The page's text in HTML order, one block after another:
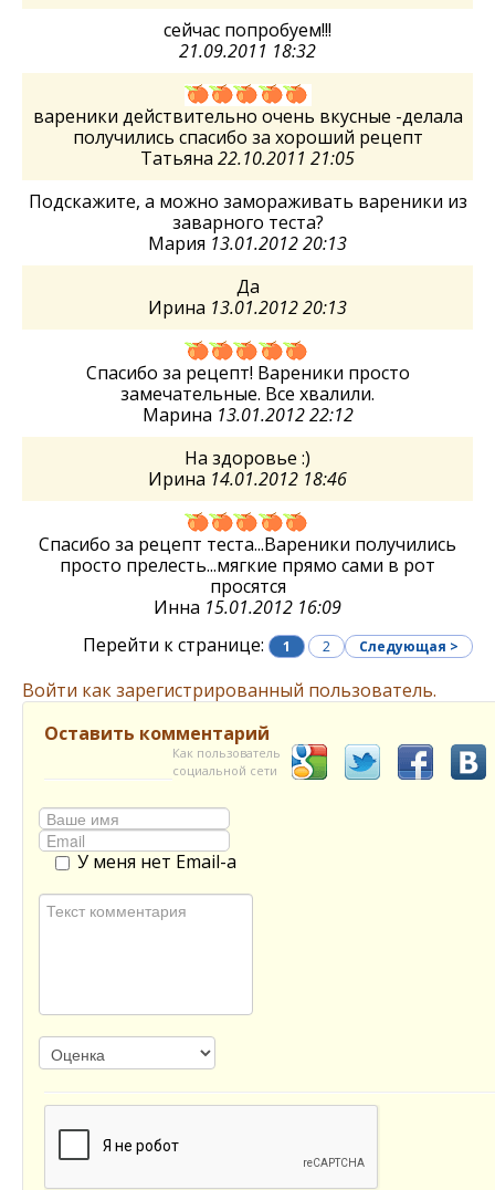
сейчас попробуем!!!
21.09.2011 18:32
вареники действительно очень вкусные -делала
получились спасибо за хороший рецепт
Татьяна 22.10.2011 21:05
Подскажите, а можно замораживать вареники из
заварного теста?
Мария 13.01.2012 20:13
Да
Ирина 13.01.2012 20:13
Спасибо за рецепт! Вареники просто
замечательные. Все хвалили.
Марина 13.01.2012 22:12
На здоровье :)
Ирина 14.01.2012 18:46
Спасибо за рецепт теста...Вареники получились
просто прелесть...мягкие прямо сами в рот
просятся
Инна 15.01.2012 16:09
Перейти к странице:
1 2 Следующая >
Войти как зарегистрированный пользователь.
Оставить комментарий
Как пользователь
социальной сети
У меня нет Email-а